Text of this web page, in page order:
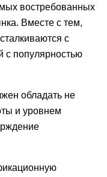
востребованных
Вместе с тем,
с
с популярностью
обладать не
и уровнем